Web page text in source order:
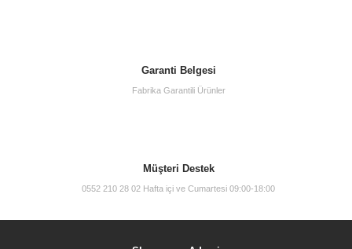
Garanti Belgesi
Fabrika Garantili Ürünler
Müşteri Destek
0552 210 28 02 Hafta içi ve Cumartesi 09:00-18:00